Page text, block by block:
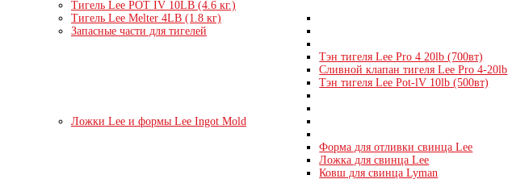
Тигель Lee POT IV 10LB (4.6 кг.)
Тигель Lee Melter 4LB (1.8 кг)
Запасные части для тигелей
Тэн тигеля Lee Pro 4 20lb (700вт)
Сливной клапан тигеля Lee Pro 4-20lb
Тэн тигеля Lee Pot-lV 10lb (500вт)
Ложки Lee и формы Lee Ingot Mold
Форма для отливки свинца Lee
Ложка для свинца Lee
Ковш для свинца Lyman